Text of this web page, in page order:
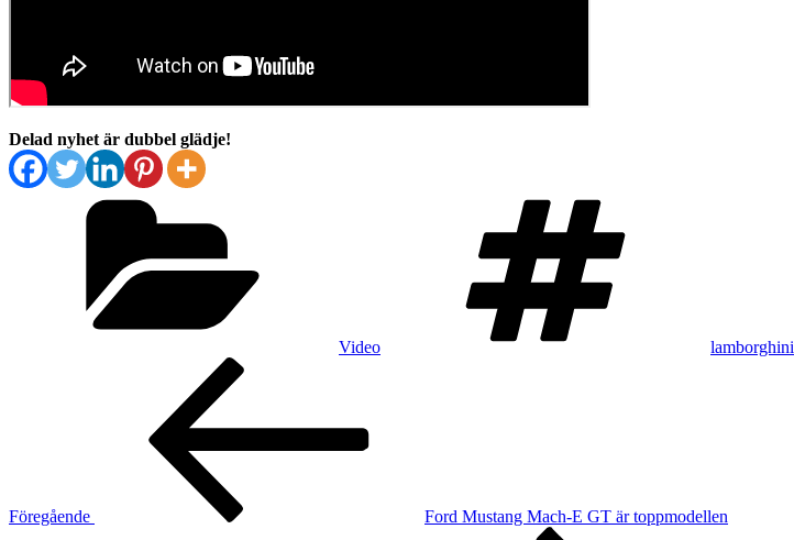
Delad nyhet är dubbel glädje!
Video lamborghini
Inläggsnavigering
Föregående
Ford Mustang Mach-E GT är toppmodellen